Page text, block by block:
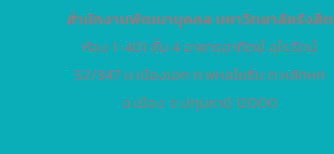
สำนักงานพัฒนาบุคคลมหาวิทยาลัยรังสิต
ห้อง 1-401 ชั้น 4 อาคารอาทิตย์ อุไรรัตน์
52/347 ม.เมืองเอก ถ.พหลโยธิน ต.หลักหก
อ.เมือง จ.ปทุมธานี 12000